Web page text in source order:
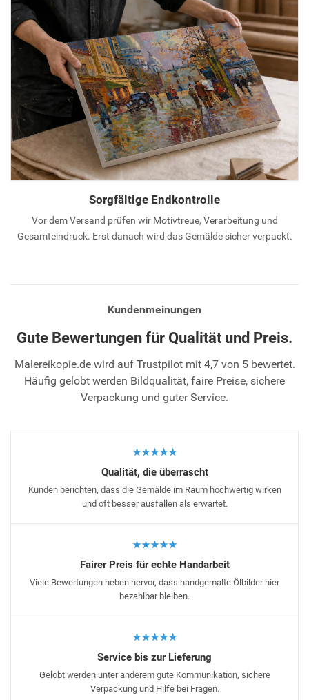
Sorgfältige Endkontrolle
Vor dem Versand prüfen wir Motivtreue, Verarbeitung und
Gesamteindruck. Erst danach wird das Gemälde sicher verpackt.
Kundenmeinungen
Gute Bewertungen für Qualität und Preis.
Malereikopie.de wird auf Trustpilot mit 4,7 von 5 bewertet.
Häufig gelobt werden Bildqualität, faire Preise, sichere
Verpackung und guter Service.
★★★★★
Qualität, die überrascht
Kunden berichten, dass die Gemälde im Raum hochwertig wirken
und oft besser ausfallen als erwartet.
★★★★★
Fairer Preis für echte Handarbeit
Viele Bewertungen heben hervor, dass handgemalte Ölbilder hier
bezahlbar bleiben.
★★★★★
Service bis zur Lieferung
Gelobt werden unter anderem gute Kommunikation, sichere
Verpackung und Hilfe bei Fragen.